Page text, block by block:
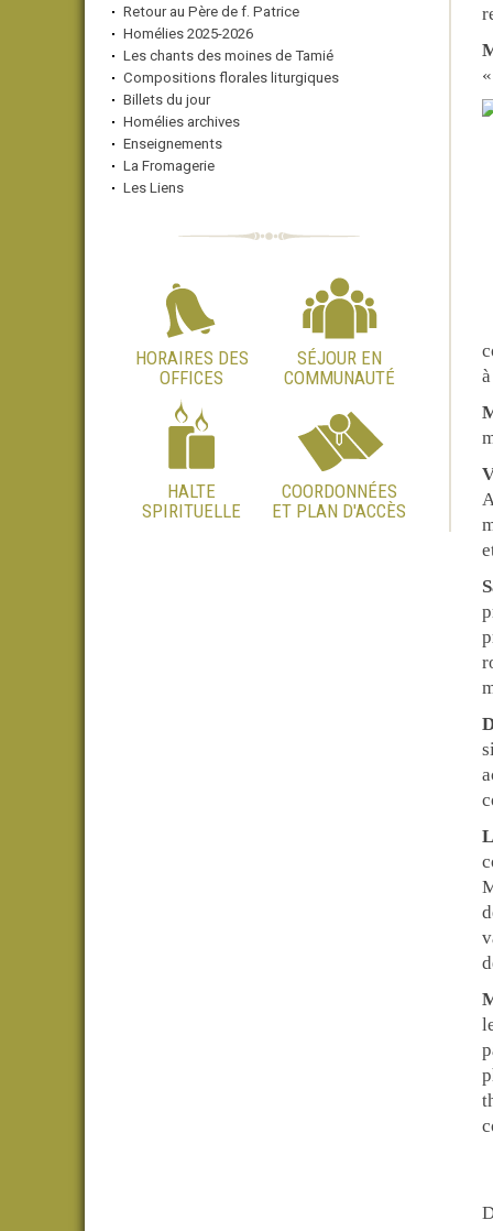
Retour au Père de f. Patrice
Homélies 2025-2026
Les chants des moines de Tamié
Compositions florales liturgiques
Billets du jour
Homélies archives
Enseignements
La Fromagerie
Les Liens
HORAIRES DES
OFFICES
SÉJOUR EN
COMMUNAUTÉ
HALTE
SPIRITUELLE
COORDONNÉES
ET PLAN D'ACCÈS